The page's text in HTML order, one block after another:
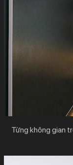
Từng không gian